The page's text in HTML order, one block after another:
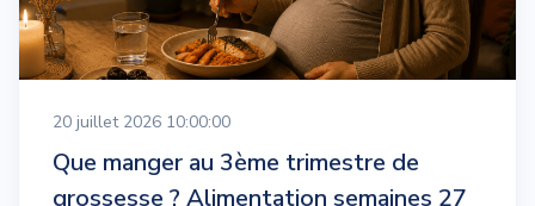
20 juillet 2026 10:00:00
Que manger au 3ème trimestre de
grossesse ? Alimentation semaines 27